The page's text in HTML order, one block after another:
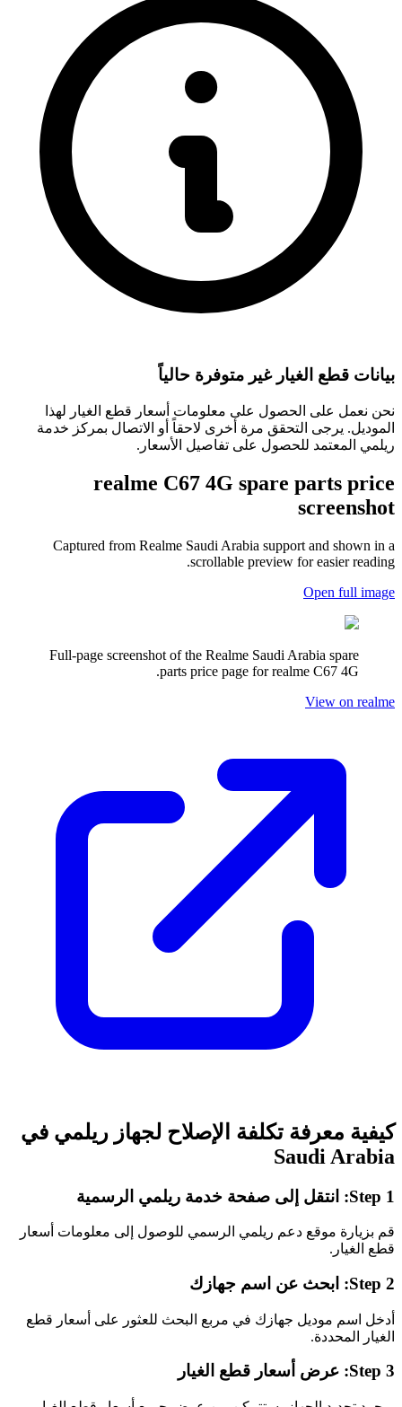
بيانات قطع الغيار غير متوفرة حالياً
نحن نعمل على الحصول على معلومات أسعار قطع الغيار لهذا
الموديل. يرجى التحقق مرة أخرى لاحقاً أو الاتصال بمركز خدمة
ريلمي المعتمد للحصول على تفاصيل الأسعار.
realme C67 4G spare parts price
screenshot
Captured from Realme Saudi Arabia support and shown in a
scrollable preview for easier reading.
Open full image
Full-page screenshot of the Realme Saudi Arabia spare
parts price page forrealme C67 4G
.
View on realme
كيفية معرفة تكلفة الإصلاح لجهاز ريلمي في
Saudi Arabia
Step 1: انتقل إلى صفحة خدمة ريلمي الرسمية
قم بزيارة موقع دعم ريلمي الرسمي للوصول إلى معلومات أسعار
قطع الغيار.
Step 2: ابحث عن اسم جهازك
أدخل اسم موديل جهازك في مربع البحث للعثور على أسعار قطع
الغيار المحددة.
Step 3: عرض أسعار قطع الغيار